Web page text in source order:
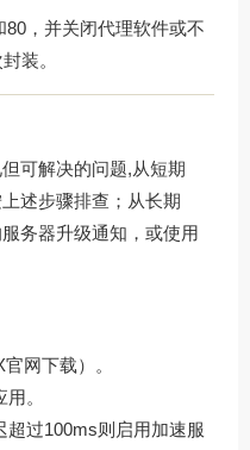
，并关闭代理软件或不
装。
可解决的问题,从短期
述步骤排查；从长期
务器升级通知，或使用
官网下载）。
。
超过100ms则启用加速服